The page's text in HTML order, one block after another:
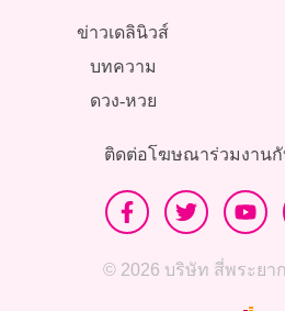
ข่าวเดลินิวส์
บทความ
ดวง-หวย
ติดต่อโฆษณาร่วมงานกั
© 2026 บริษัท สี่พระยา